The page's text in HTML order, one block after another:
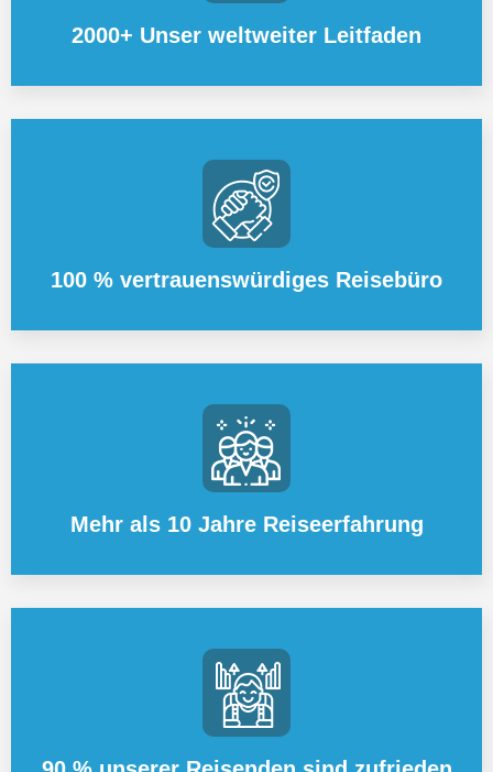
2000+ Unser weltweiter Leitfaden
100 % vertrauenswürdiges Reisebüro
Mehr als 10 Jahre Reiseerfahrung